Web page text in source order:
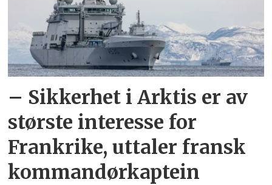
– Sikkerhet i Arktis er av
største interesse for
Frankrike, uttaler fransk
kommandørkaptein